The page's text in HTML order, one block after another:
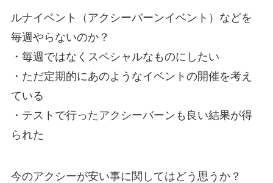
ルナイベント（アクシーバーンイベント）などを
毎週やらないのか？
・毎週ではなくスペシャルなものにしたい
・ただ定期的にあのようなイベントの開催を考え
ている
・テストで行ったアクシーバーンも良い結果が得
られた
今のアクシーが安い事に関してはどう思うか？